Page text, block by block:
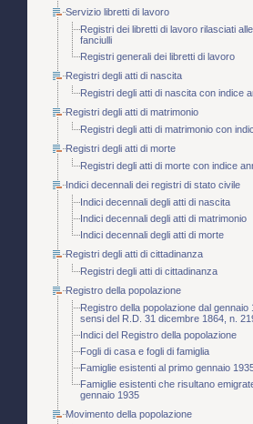
Servizio libretti di lavoro
Registri dei libretti di lavoro rilasciati
fanciulli
Registri generali dei libretti di lavoro
Registri degli atti di nascita
Registri degli atti di nascita con indice
Registri degli atti di matrimonio
Registri degli atti di matrimonio con
Registri degli atti di morte
Registri degli atti di morte con indice
Indici decennali dei registri di stato civile
Indici decennali degli atti di nascita
Indici decennali degli atti di matrimonio
Indici decennali degli atti di morte
Registri degli atti di cittadinanza
Registri degli atti di cittadinanza
Registro della popolazione
Registro della popolazione dal gennaio
sensi del R.D. 31 dicembre 1864, n.
Indici del Registro della popolazione
Fogli di casa e fogli di famiglia
Famiglie esistenti al primo gennaio
Famiglie esistenti che risultano
gennaio 1935
Movimento della popolazione